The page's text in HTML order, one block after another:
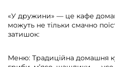
«У дружини» — це кафе
можуть не тільки смачно
затишок:
Меню: Традиційна домашня